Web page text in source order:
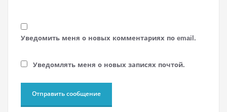
Уведомить меня о новых комментариях по email.
Уведомлять меня о новых записях почтой.